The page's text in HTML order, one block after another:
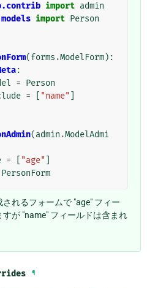
import admin
import Person
(forms .ModelForm):
:
= Person
= "name"
(admin .ModelAdmi
= "age"
PersonForm
れるフォームで "age" フィー
が "name" フィールドは含まれ
¶